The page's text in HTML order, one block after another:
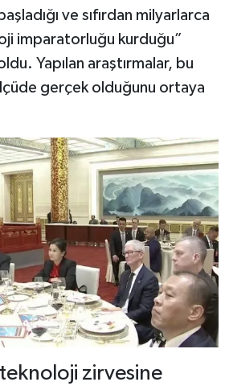
ve sıfırdan milyarlarca
imparatorluğu kurduğu”
Yapılan araştırmalar, bu
gerçek olduğunu ortaya
zirvesine